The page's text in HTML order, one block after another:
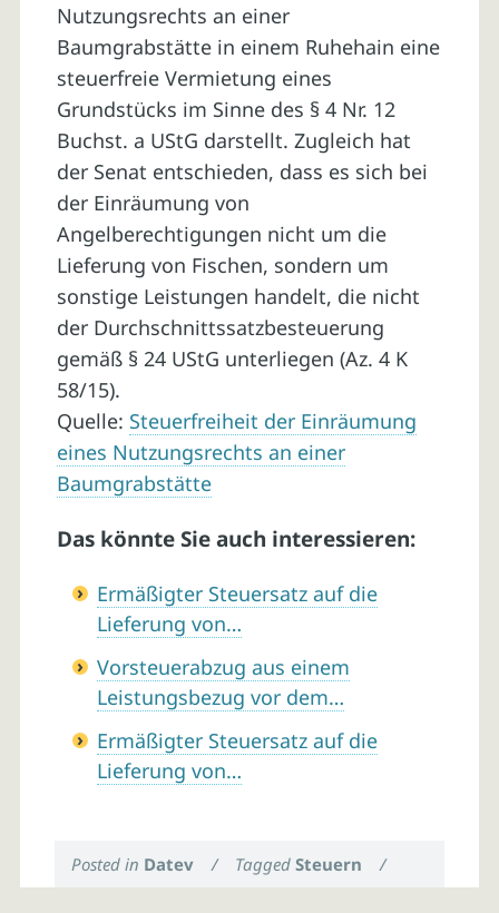
Nutzungsrechts an einer
Baumgrabstätte in einem Ruhehain eine
steuerfreie Vermietung eines
Grundstücks im Sinne des § 4 Nr. 12
Buchst. a UStG darstellt. Zugleich hat
der Senat entschieden, dass es sich bei
der Einräumung von
Angelberechtigungen nicht um die
Lieferung von Fischen, sondern um
sonstige Leistungen handelt, die nicht
der Durchschnittssatzbesteuerung
gemäß § 24 UStG unterliegen (Az. 4 K
58/15).
Quelle: Steuerfreiheit der Einräumung
eines Nutzungsrechts an einer
Baumgrabstätte
Das könnte Sie auch interessieren:
Ermäßigter Steuersatz auf die
Lieferung von…
Vorsteuerabzug aus einem
Leistungsbezug vor dem…
Ermäßigter Steuersatz auf die
Lieferung von…
Posted in Datev / TaggedSteuern /